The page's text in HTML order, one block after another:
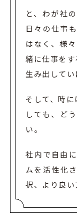
と、わが社
日々の仕事
はなく、様
緒に仕事をす
生み出してい
そして、時
しても、ど
い。
社内で自由
ムを活性化
択、 より良い